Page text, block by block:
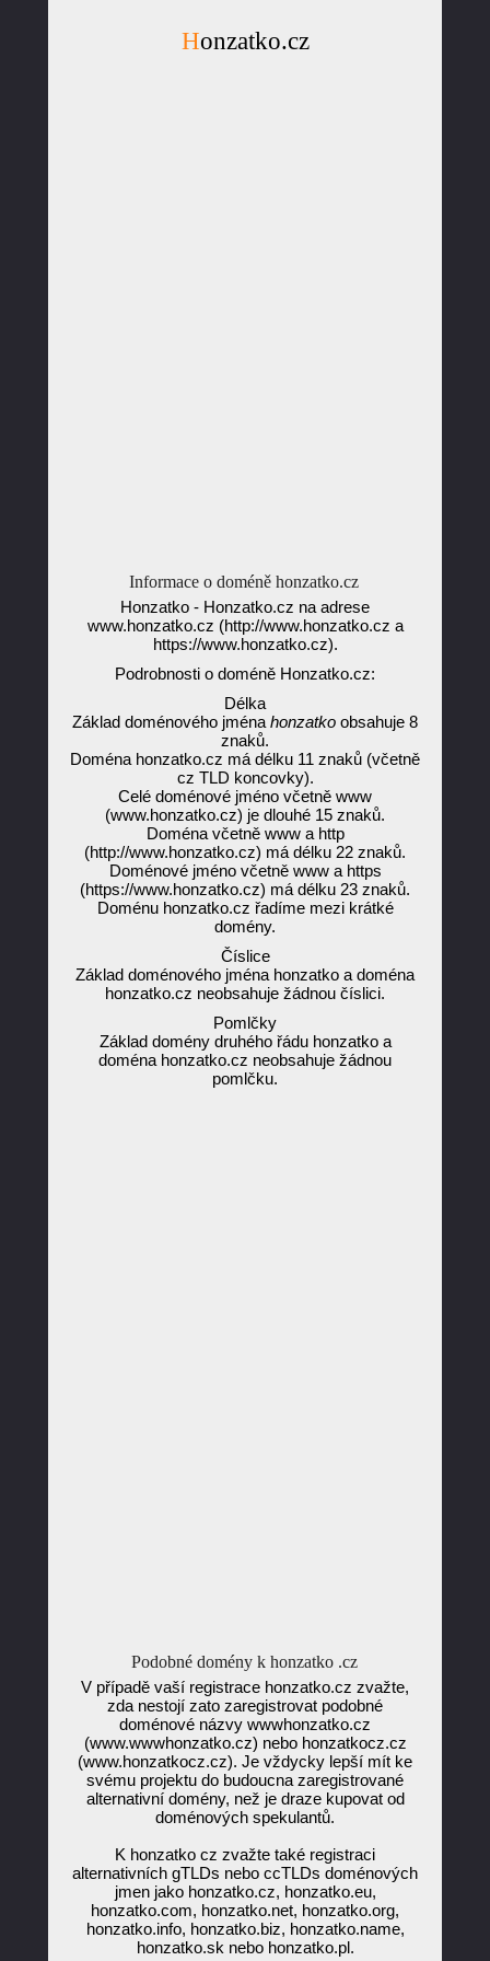
Honzatko.cz
Informace o doméně honzatko.cz
Honzatko - Honzatko.cz na adrese
www.honzatko.cz (http://www.honzatko.cz a
https://www.honzatko.cz).
Podrobnosti o doméně Honzatko.cz:
Délka
Základ doménového jména honzatko obsahuje 8
znaků.
Doména honzatko.cz má délku 11 znaků (včetně
cz TLD koncovky).
Celé doménové jméno včetně www
(www.honzatko.cz) je dlouhé 15 znaků.
Doména včetně www a http
(http://www.honzatko.cz) má délku 22 znaků.
Doménové jméno včetně www a https
(https://www.honzatko.cz) má délku 23 znaků.
Doménu honzatko.cz řadíme mezi krátké
domény.
Číslice
Základ doménového jména honzatko a doména
honzatko.cz neobsahuje žádnou číslici.
Pomlčky
Základ domény druhého řádu honzatko a
doména honzatko.cz neobsahuje žádnou
pomlčku.
Podobné domény k honzatko .cz
V případě vaší registrace honzatko.cz zvažte,
zda nestojí zato zaregistrovat podobné
doménové názvy wwwhonzatko.cz
(www.wwwhonzatko.cz) nebo honzatkocz.cz
(www.honzatkocz.cz). Je vždycky lepší mít ke
svému projektu do budoucna zaregistrované
alternativní domény, než je draze kupovat od
doménových spekulantů.
K honzatko cz zvažte také registraci
alternativních gTLDs nebo ccTLDs doménových
jmen jako honzatko.cz, honzatko.eu,
honzatko.com, honzatko.net, honzatko.org,
honzatko.info, honzatko.biz, honzatko.name,
honzatko.sk nebo honzatko.pl.